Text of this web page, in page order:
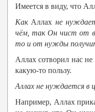
Имеется в виду, что
Как Аллах не
чём, так Он чист от
то и от нужды
Аллах сотворил нас
какую-то пользу.
Аллах не нуждается в
Например, Аллах